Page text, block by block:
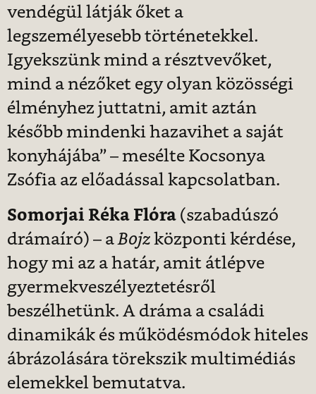
vendégül látják őket a
legszemélyesebb történetekkel.
Igyekszünk mind a résztvevőket,
mind a nézőket egy olyan közösségi
élményhez juttatni, amit aztán
később mindenki hazavihet a saját
konyhájába” – mesélte Kocsonya
Zsófia az előadással kapcsolatban.
Somorjai Réka Flóra (szabadúszó
drámaíró) – a Bojz központi kérdése,
hogy mi az a határ, amit átlépve
gyermekveszélyeztetésről
beszélhetünk. A dráma a családi
dinamikák és működésmódok hiteles
ábrázolására törekszik multimédiás
elemekkel bemutatva.